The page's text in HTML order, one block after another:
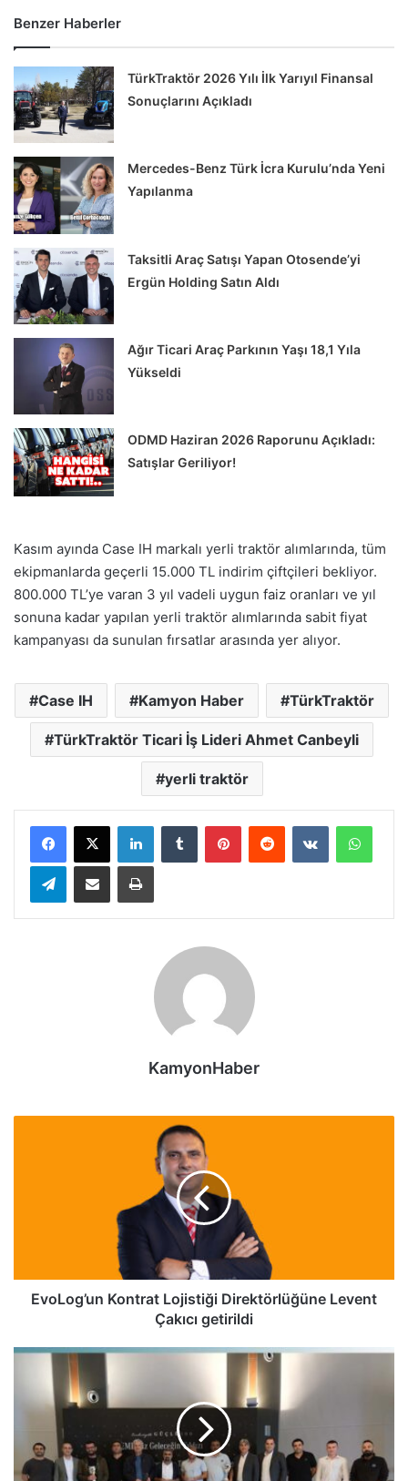
Benzer Haberler
TürkTraktör 2026 Yılı İlk Yarıyıl Finansal
Sonuçlarını Açıkladı
Mercedes-Benz Türk İcra Kurulu’nda Yeni
Yapılanma
Taksitli Araç Satışı Yapan Otosende’yi
Ergün Holding Satın Aldı
Ağır Ticari Araç Parkının Yaşı 18,1 Yıla
Yükseldi
ODMD Haziran 2026 Raporunu Açıkladı:
Satışlar Geriliyor!
Kasım ayında Case IH markalı yerli traktör alımlarında, tüm
ekipmanlarda geçerli 15.000 TL indirim çiftçileri bekliyor.
800.000 TL’ye varan 3 yıl vadeli uygun faiz oranları ve yıl
sonuna kadar yapılan yerli traktör alımlarında sabit fiyat
kampanyası da sunulan fırsatlar arasında yer alıyor.
Case IH Kamyon Haber TürkTraktör
TürkTraktör Ticari İş Lideri Ahmet Canbeyli
yerli traktör
LinkedInTumblr PinterestReddit VKontakte
TelegramE-Posta ile paylaş Yazdır
KamyonHaber
EvoLog’un Kontrat Lojistiği Direktörlüğüne Levent
Çakıcı getirildi
Mercedes-
Türk’ten
‘EML’miz
Geleceğin
Yıldızı’nda
başarılı